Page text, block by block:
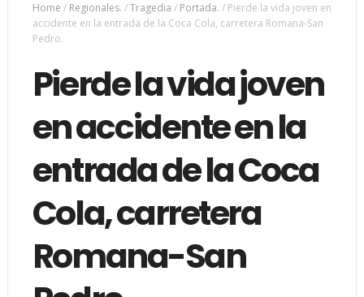
Home / Regionales. /Tragedia / Portada. / Pierde la vida joven en
accidente en la entrada de la Coca Cola, carretera Romana-San
Pedro.
Pierde la vida joven
en accidente en la
entrada de la Coca
Cola, carretera
Romana-San